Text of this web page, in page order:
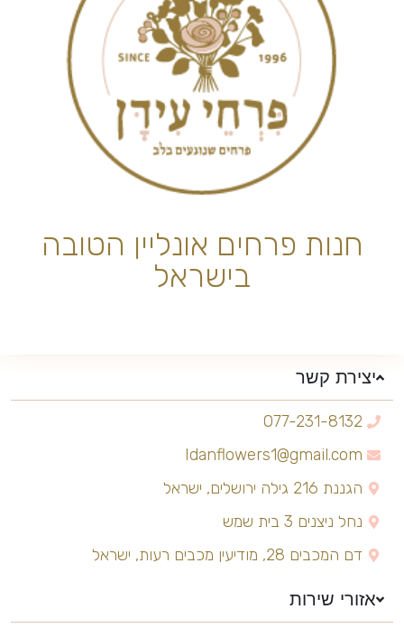
חנות פרחים אונליין הטובה
בישראל
יצירת קשר
077-231-8132
Idanflowers1@gmail.com
הגננת 216 גילה ירושלים, ישראל
נחל ניצנים 3 בית שמש
דם המכבים 28, מודיעין מכבים רעות, ישראל
אזורי שירות